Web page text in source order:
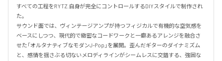
すべての工程をRYTZ.自身が完全にコントロールするDIYスタイルで制作され
た。
サウンド面では、ヴィンテージアンプが持つフィジカルで有機的な空気感を
ベースにしつつ、現代的で緻密なコードワークと一癖あるアレンジを融合さ
せた「オルタナティブなモダンJ-Pop」を展開。歪んだギターのダイナミズム
と、感情を揺さぶる切ないメロディラインがシームレスに交錯する、強固な